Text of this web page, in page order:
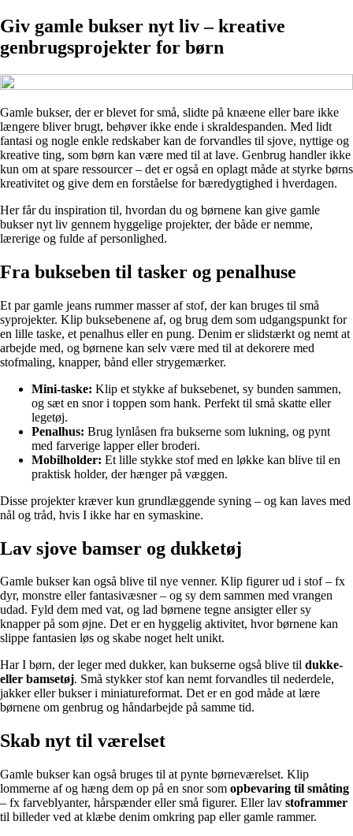
Giv gamle bukser nyt liv – kreative
genbrugsprojekter for børn
Gamle bukser, der er blevet for små, slidte på knæene eller bare ikke
længere bliver brugt, behøver ikke ende i skraldespanden. Med lidt
fantasi og nogle enkle redskaber kan de forvandles til sjove, nyttige og
kreative ting, som børn kan være med til at lave. Genbrug handler ikke
kun om at spare ressourcer – det er også en oplagt måde at styrke børns
kreativitet og give dem en forståelse for bæredygtighed i hverdagen.
Her får du inspiration til, hvordan du og børnene kan give gamle
bukser nyt liv gennem hyggelige projekter, der både er nemme,
lærerige og fulde af personlighed.
Fra bukseben til tasker og penalhuse
Et par gamle jeans rummer masser af stof, der kan bruges til små
syprojekter. Klip buksebenene af, og brug dem som udgangspunkt for
en lille taske, et penalhus eller en pung. Denim er slidstærkt og nemt at
arbejde med, og børnene kan selv være med til at dekorere med
stofmaling, knapper, bånd eller strygemærker.
Mini-taske: Klip et stykke af buksebenet, sy bunden sammen,
og sæt en snor i toppen som hank. Perfekt til små skatte eller
legetøj.
Penalhus: Brug lynlåsen fra bukserne som lukning, og pynt
med farverige lapper eller broderi.
Mobilholder: Et lille stykke stof med en løkke kan blive til en
praktisk holder, der hænger på væggen.
Disse projekter kræver kun grundlæggende syning – og kan laves med
nål og tråd, hvis I ikke har en symaskine.
Lav sjove bamser og dukketøj
Gamle bukser kan også blive til nye venner. Klip figurer ud i stof – fx
dyr, monstre eller fantasivæsner – og sy dem sammen med vrangen
udad. Fyld dem med vat, og lad børnene tegne ansigter eller sy
knapper på som øjne. Det er en hyggelig aktivitet, hvor børnene kan
slippe fantasien løs og skabe noget helt unikt.
Har I børn, der leger med dukker, kan bukserne også blive til dukke-
eller bamsetøj. Små stykker stof kan nemt forvandles til nederdele,
jakker eller bukser i miniatureformat. Det er en god måde at lære
børnene om genbrug og håndarbejde på samme tid.
Skab nyt til værelset
Gamle bukser kan også bruges til at pynte børneværelset. Klip
lommerne af og hæng dem op på en snor som opbevaring til småting
– fx farveblyanter, hårspænder eller små figurer. Eller lav stoframmer
til billeder ved at klæbe denim omkring pap eller gamle rammer.